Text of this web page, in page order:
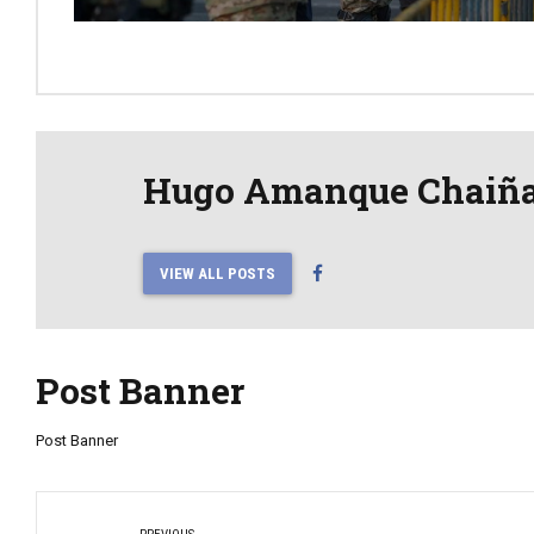
Hugo Amanque
VIEW ALL POSTS
Post Banner
Post Banner